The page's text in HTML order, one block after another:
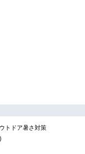
トドア暑さ対策